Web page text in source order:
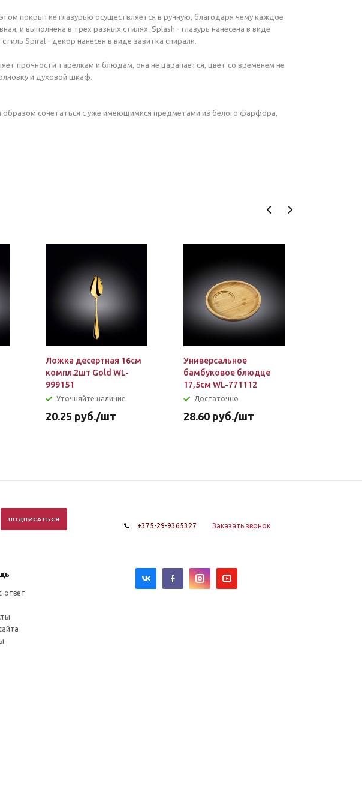
покрытие глазурью осуществляется в ручную, благодаря чему каждое
и выполнена в трех разных стилях. Splash - глазурь нанесена в виде
Spiral - декор нанесен в виде завитка спирали.
прочности тарелкам и блюдам, она не царапается, цвет со временем не
и духовой шкаф.
сочетаться с уже имеющимися предметами из белого фарфора,
Ложка десертная 16см
компл.2шт Gold WL-
999151
Уточняйте наличие
20.25 руб./шт
Универсальное
бамбуковое блюдце
17,5см WL-771112
Достаточно
28.60 руб./шт
+375-29-9365327 Заказать звонок
ответ